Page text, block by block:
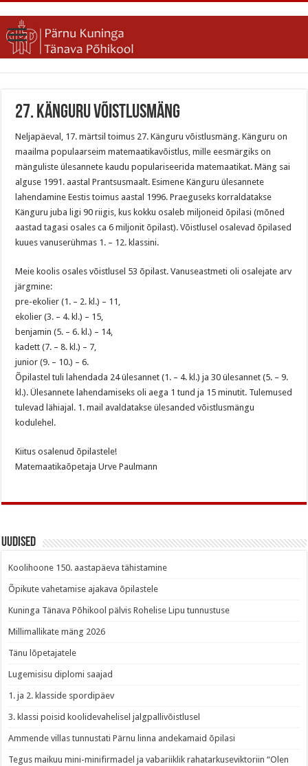
27. Känguru võistlusmäng
Neljapäeval, 17. märtsil toimus 27. Känguru võistlusmäng. Känguru on
maailma populaarseim matemaatikavõistlus, mille eesmärgiks on
mänguliste ülesannete kaudu populariseerida matemaatikat. Mäng sai
alguse 1991. aastal Prantsusmaalt. Esimene Känguru ülesannete
lahendamine Eestis toimus aastal 1996. Praeguseks korraldatakse
Känguru juba ligi 90 riigis, kus kokku osaleb miljoneid õpilasi (mõned
aastad tagasi osales ca 6 miljonit õpilast). Võistlusel osalevad õpilased
kuues vanuserühmas 1. – 12. klassini.
Meie koolis osales võistlusel 53 õpilast. Vanuseastmeti oli osalejate arv
järgmine:
pre-ekolier (1. – 2. kl.) – 11,
ekolier (3. – 4. kl.) – 15,
benjamin (5. – 6. kl.) – 14,
kadett (7. – 8. kl.) – 7,
junior (9. – 10.) – 6.
Õpilastel tuli lahendada 24 ülesannet (1. – 4. kl.) ja 30 ülesannet (5. – 9.
kl.). Ülesannete lahendamiseks oli aega 1 tund ja 15 minutit. Tulemused
tulevad lähiajal. 1. mail avaldatakse ülesanded võistlusmängu
kodulehel.
Kiitus osalenud õpilastele!
Matemaatikaõpetaja Urve Paulmann
Uudised
Koolihoone 150. aastapäeva tähistamine
Õpikute vahetamise ajakava õpilastele
Kuninga Tänava Põhikool pälvis Rohelise Lipu tunnustuse
Millimallikate mäng 2026
Tänu lõpetajatele
Lugemisisu diplomi saajad
1. ja 2. klasside spordipäev
3. klassi poisid koolidevahelisel jalgpallivõistlusel
Ammende villas tunnustati Pärnu linna andekamaid õpilasi
Tegus maikuu mini-minifirmadel ja vabariiklik rahatarkuseviktoriin “Olen